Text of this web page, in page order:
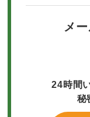
メ
24時間
秘